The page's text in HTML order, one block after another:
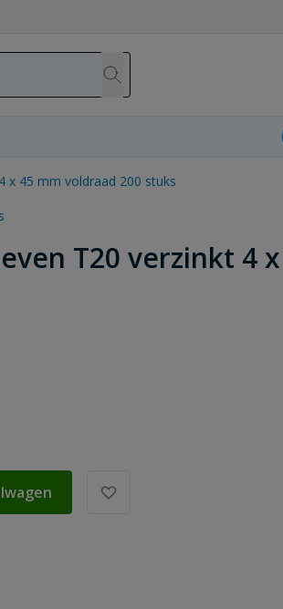
x 45 mm voldraad 200 stuks
T20 verzinkt 4